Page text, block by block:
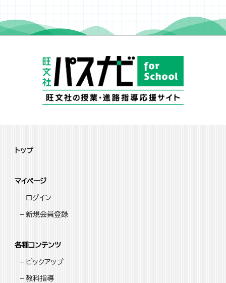
トップ
マイページ
ログイン
新規会員登録
各種コンテンツ
ピックアップ
教科指導